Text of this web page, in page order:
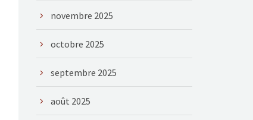
novembre 2025
octobre 2025
septembre 2025
août 2025